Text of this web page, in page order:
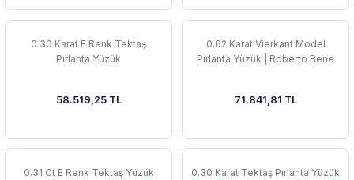
0.30 Karat E Renk Tektaş
Pırlanta Yüzük
58.519,25 TL
0.62 Karat Vierkant Model
Pırlanta Yüzük | Roberto Bene
71.841,81 TL
0.31 Ct E Renk Tektaş Yüzük
0.30 Karat Tektaş Pırlanta Yüzük